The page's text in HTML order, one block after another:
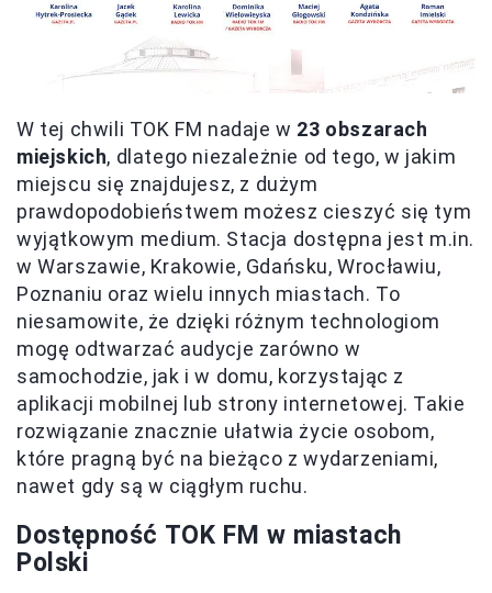
W tej chwili TOK FM nadaje w 23 obszarach
miejskich, dlatego niezależnie od tego, w jakim
miejscu się znajdujesz, z dużym
prawdopodobieństwem możesz cieszyć się tym
wyjątkowym medium. Stacja dostępna jest m.in.
w Warszawie, Krakowie, Gdańsku, Wrocławiu,
Poznaniu oraz wielu innych miastach. To
niesamowite, że dzięki różnym technologiom
mogę odtwarzać audycje zarówno w
samochodzie, jak i w domu, korzystając z
aplikacji mobilnej lub strony internetowej. Takie
rozwiązanie znacznie ułatwia życie osobom,
które pragną być na bieżąco z wydarzeniami,
nawet gdy są w ciągłym ruchu.
Dostępność TOK FM w miastach
Polski